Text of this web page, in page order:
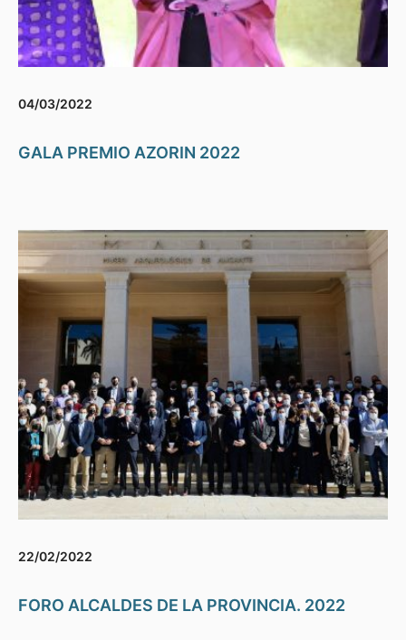
04/03/2022
GALA PREMIO AZORIN 2022
22/02/2022
FORO ALCALDES DE LA PROVINCIA. 2022